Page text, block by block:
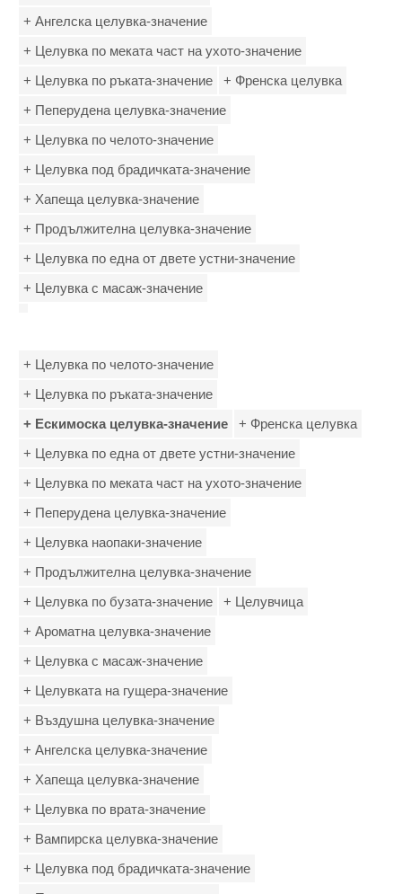
+ Ангелска целувка-значение
+ Целувка по меката част на ухото-значение
+ Целувка по ръката-значение
+ Френска целувка
+ Пеперудена целувка-значение
+ Целувка по челото-значение
+ Целувка под брадичката-значение
+ Хапеща целувка-значение
+ Продължителна целувка-значение
+ Целувка по една от двете устни-значение
+ Целувка с масаж-значение
+ Целувка по челото-значение
+ Целувка по ръката-значение
+ Ескимоска целувка-значение
+ Френска целувка
+ Целувка по една от двете устни-значение
+ Целувка по меката част на ухото-значение
+ Пеперудена целувка-значение
+ Целувка наопаки-значение
+ Продължителна целувка-значение
+ Целувка по бузата-значение
+ Целувчица
+ Ароматна целувка-значение
+ Целувка с масаж-значение
+ Целувката на гущера-значение
+ Въздушна целувка-значение
+ Ангелска целувка-значение
+ Хапеща целувка-значение
+ Целувка по врата-значение
+ Вампирска целувка-значение
+ Целувка под брадичката-значение